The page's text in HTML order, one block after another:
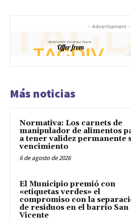
- Advertisement -
Más noticias
Normativa: Los carnets de
manipulador de alimentos
a tener validez permanente
vencimiento
6 de agosto de 2026
El Municipio premió con
«etiquetas verdes» el
compromiso con la
de residuos en el barrio San
Vicente